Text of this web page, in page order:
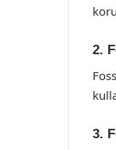
2.
3.